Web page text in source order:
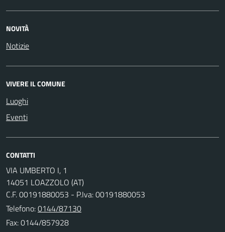
NOVITÀ
Notizie
VIVERE IL COMUNE
Luoghi
Eventi
CONTATTI
VIA UMBERTO I, 1
14051 LOAZZOLO (AT)
C.F. 00191880053 - P.Iva: 00191880053
Telefono:0144/87130
Fax: 0144/857928